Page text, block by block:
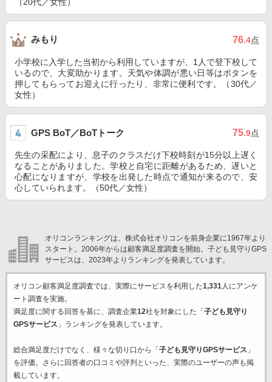
みもり 76.4点
小学校に入学した当初から利用していますが、1人で登下校して
いるので、大変助かります。天気や体調が悪い日等はボタンを
押してもらってお迎えに行ったり、非常に便利です。（30代／
女性）
GPS BoT／BoTトーク 75.9点
先生の采配により、息子のクラスだけ下校時刻が15分以上遅く
なることがありました。学校と自宅に距離があるため、遅いと
心配になりますが、学校を出発した時点で通知が来るので、安
心していられます。（50代／女性）
オリコンランキングは、株式会社オリコンを前身企業に1967年より
スタート。2006年からは顧客満足度調査を開始。子ども見守りGPS
サービスは、2023年よりランキングを発表しています。
オリコン顧客満足度調査では、実際にサービスを利用した1,331人にアンケ
ート調査を実施。
満足度に関する回答を基に、調査企業12社を対象にした「 子ども見守り
GPSサービス 」ランキングを発表しています。
総合満足度だけでなく、様々な切り口から「 子ども見守りGPSサービス 」
を評価。さらに回答者の口コミや評判といった、実際のユーザーの声も掲
載しています。